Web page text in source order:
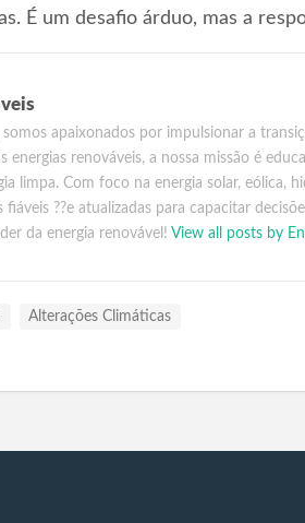
É um desafio árduo, mas a
somos apaixonados por impulsionar a
energias renováveis, a nossa missão é
limpa. Com foco na energia solar, eólica,
??e atualizadas para capacitar
da energia renovável! View all posts by
Alterações Climáticas